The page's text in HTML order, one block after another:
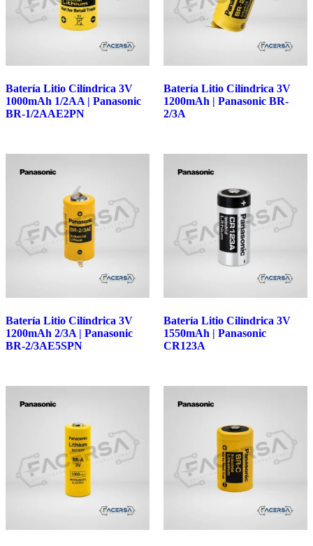
Batería Litio Cilíndrica 3V
1000mAh 1/2AA | Panasonic
BR-1/2AAE2PN
Batería Litio Cilíndrica 3V
1200mAh | Panasonic BR-
2/3A
Batería Litio Cilíndrica 3V
1200mAh 2/3A | Panasonic
BR-2/3AE5SPN
Batería Litio Cilíndrica 3V
1550mAh | Panasonic
CR123A